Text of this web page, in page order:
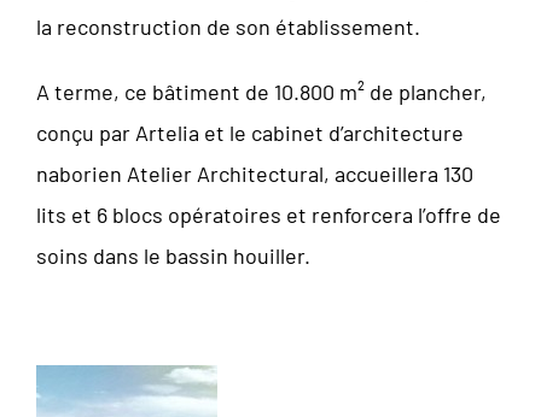
la reconstruction de son établissement.
A terme, ce bâtiment de 10.800 m² de plancher,
conçu par Artelia et le cabinet d’architecture
naborien Atelier Architectural, accueillera 130
lits et 6 blocs opératoires et renforcera l’offre de
soins dans le bassin houiller.